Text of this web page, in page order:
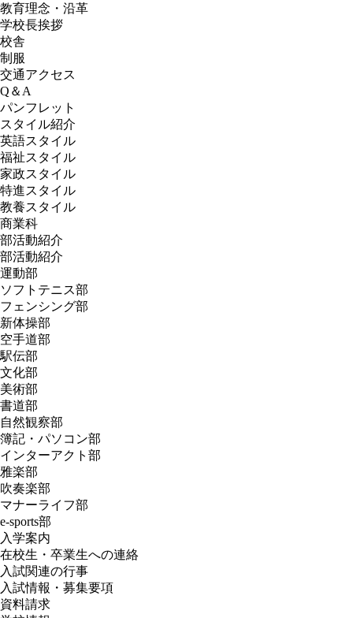
教育理念・沿革
学校長挨拶
校舎
制服
交通アクセス
Q＆A
パンフレット
スタイル紹介
英語スタイル
福祉スタイル
家政スタイル
特進スタイル
教養スタイル
商業科
部活動紹介
部活動紹介
運動部
ソフトテニス部
フェンシング部
新体操部
空手道部
駅伝部
文化部
美術部
書道部
自然観察部
簿記・パソコン部
インターアクト部
雅楽部
吹奏楽部
マナーライフ部
e-sports部
入学案内
在校生・卒業生への連絡
入試関連の行事
入試情報・募集要項
資料請求